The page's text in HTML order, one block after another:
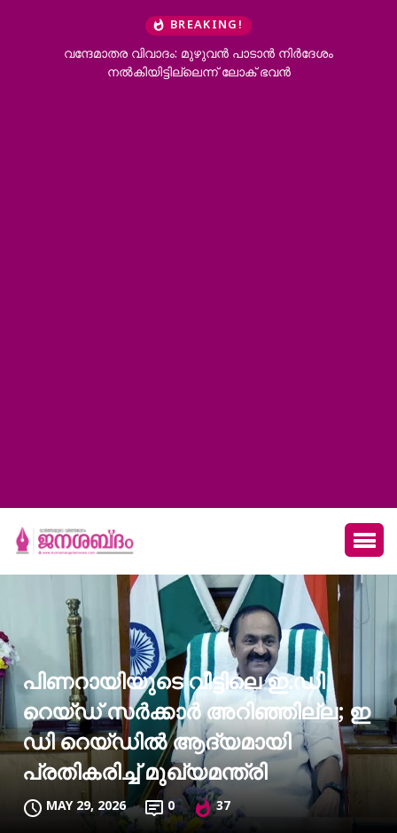
BREAKING!
അർജുൻ ആയങ്കിയെ ഉടൻ കൂത്തുപറമ്പ് മജിസ്ട്രേറ്റിന് മുന്നിൽ
ഹാജരാക്കും
പിണറായിയുടെ വീട്ടിലെ ഇ.ഡി
റെയ്ഡ് സർക്കാർ അറിഞ്ഞില്ല; ഇ
ഡി റെയ്ഡിൽ ആദ്യമായി
പ്രതികരിച്ച് മുഖ്യമന്ത്രി
MAY 29, 2026 0 37